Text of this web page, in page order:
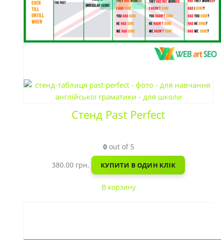
Стенд Past Perfect
0out of 5
380.00 грн. КУПИТИ В ОДИН КЛІК
В корзину